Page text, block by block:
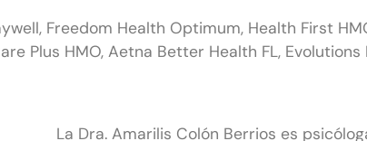
Freedom Health Optimum, Health First
Plus HMO, Aetna Better Health FL,
La Dra. Amarilis Colón Berrios es